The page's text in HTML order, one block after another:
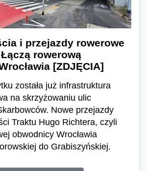
i przejazdy rowerowe
rowerową
[ZDJĘCIA]
została już infrastruktura
na skrzyżowaniu ulic
Nowe przejazdy
Traktu Hugo Richtera, czyli
obwodnicy Wrocławia
do Grabiszyńskiej.